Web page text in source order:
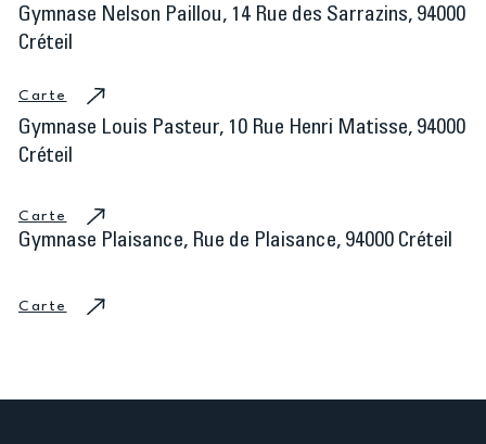
Gymnase Nelson Paillou, 14 Rue des Sarrazins, 94000
Créteil
Gymnase Louis Pasteur, 10 Rue Henri Matisse, 94000
Créteil
Gymnase Plaisance, Rue de Plaisance, 94000 Créteil
Carte
Carte
Carte